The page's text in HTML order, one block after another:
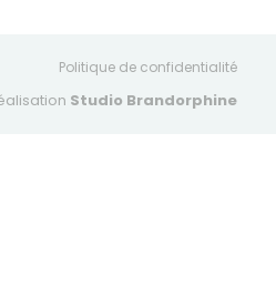
Politique de confidentialité
Studio Brandorphine